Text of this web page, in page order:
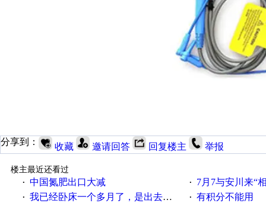
分享到： 收藏 邀请回答 回复楼主 举报
楼主最近还看过
· 中国氮肥出口大减 · 7月7与安川来“
· 我已经卧床一个多月了，是出去安装机械手在高速遭遇车祸所致:大家工作都要特别注意啊 · 有积分不能用